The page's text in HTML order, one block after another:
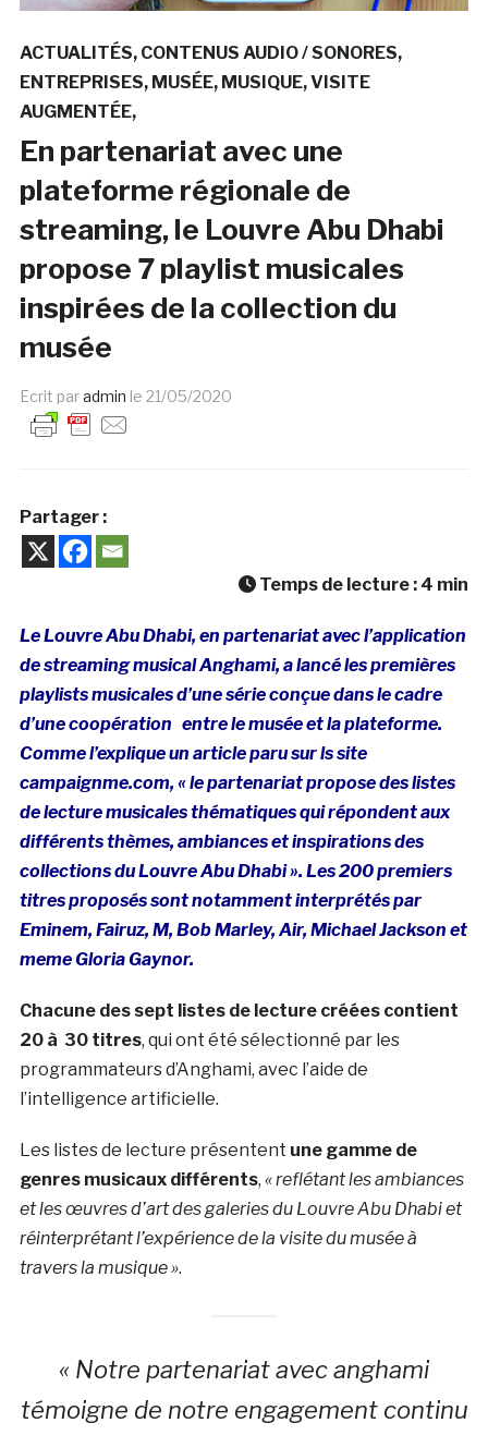
ACTUALITÉS CONTENUS AUDIO / SONORES
ENTREPRISES MUSÉE MUSIQUE VISITE
AUGMENTÉE
En partenariat avec une
plateforme régionale de
streaming, le Louvre Abu Dhabi
propose 7 playlist musicales
inspirées de la collection du
musée
Ecrit paradmin le 21/05/2020
Partager :
Temps de lecture : 4 min
Le Louvre Abu Dhabi, en partenariat avec l’application
de streaming musical Anghami, a lancé les premières
playlists musicales d’une série conçue dans le cadre
d’une coopération entre le musée et la plateforme.
Comme l’explique un article paru sur ls site
campaignme.com, « le partenariat propose des listes
de lecture musicales thématiques qui répondent aux
différents thèmes, ambiances et inspirations des
collections du Louvre Abu Dhabi ». Les 200 premiers
titres proposés sont notamment interprétés par
Eminem, Fairuz, M, Bob Marley, Air, Michael Jackson et
meme Gloria Gaynor.
Chacune des sept listes de lecture créées contient
20 à 30 titres, qui ont été sélectionné par les
programmateurs d’Anghami, avec l’aide de
l’intelligence artificielle.
Les listes de lecture présentent une gamme de
genres musicaux différents, « reflétant les ambiances
et les œuvres d’art des galeries du Louvre Abu Dhabi et
réinterprétant l’expérience de la visite du musée à
travers la musique ».
« Notre partenariat avec anghami
témoigne de notre engagement continu